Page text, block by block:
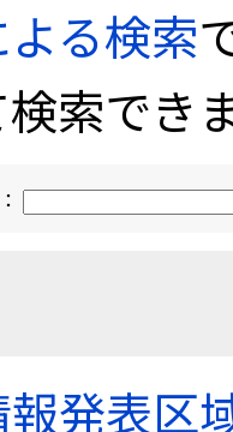
る検索
索でき
発表区